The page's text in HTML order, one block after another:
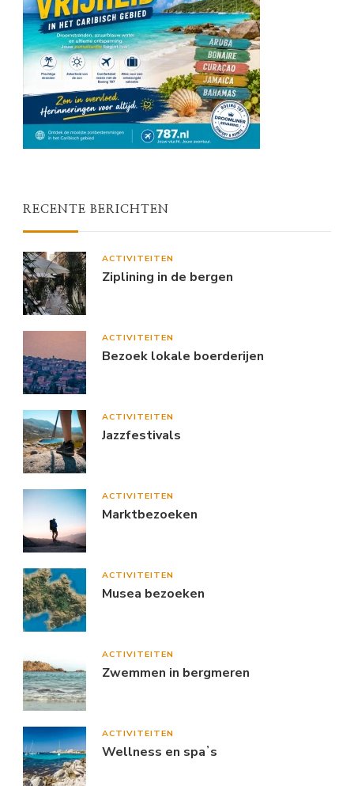
RECENTE BERICHTEN
ACTIVITEITEN
Ziplining in de bergen
ACTIVITEITEN
Bezoek lokale boerderijen
ACTIVITEITEN
Jazzfestivals
ACTIVITEITEN
Marktbezoeken
ACTIVITEITEN
Musea bezoeken
ACTIVITEITEN
Zwemmen in bergmeren
ACTIVITEITEN
Wellness en spaʼs